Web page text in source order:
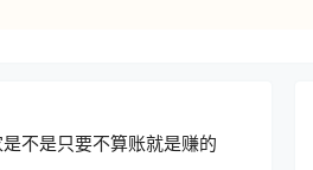
不是只要不算账就是赚的